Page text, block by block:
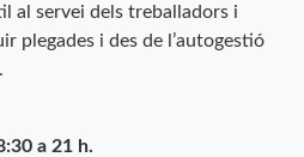
al servei dels treballadors i
plegades i des de l’autogestió
a 21 h.